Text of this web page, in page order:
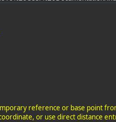
reference or base point
or use direct distance